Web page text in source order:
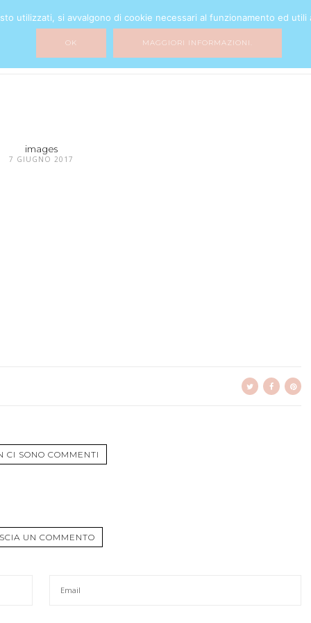
images
7 GIUGNO 2017
CI SONO COMMENTI
UN COMMENTO
utilizzati, si avvalgono di cookie necessari al funzionamento ed utili
OK MAGGIORI INFORMAZIONI.